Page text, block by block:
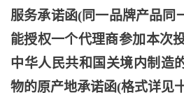
服务承诺函(同一品牌产品同
能授权一个代理商参加本次
中华人民共和国关境内制造
物的原产地承诺函(格式详见